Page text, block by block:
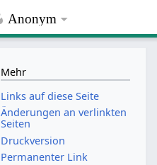
Anonym
Mehr
Links auf diese Seite
Änderungen an verlinkten
Seiten
Druckversion
Permanenter Link